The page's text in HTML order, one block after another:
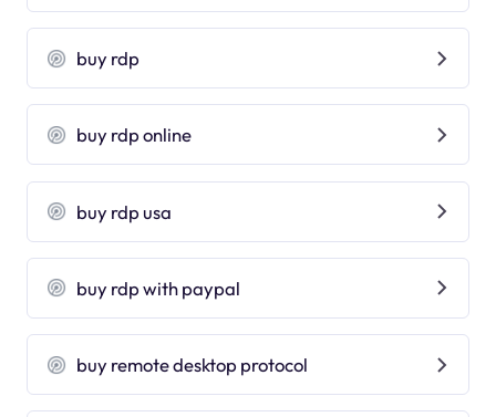
buy rdp
buy rdp online
buy rdp usa
buy rdp with paypal
buy remote desktop protocol